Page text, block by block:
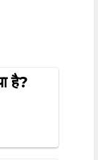
है?